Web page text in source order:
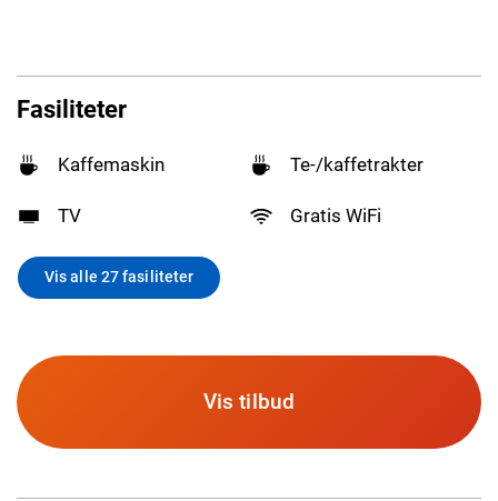
Fasiliteter
Kaffemaskin Te-/kaffetrakter
TV Gratis WiFi
Vis alle 27 fasiliteter
Vis tilbud